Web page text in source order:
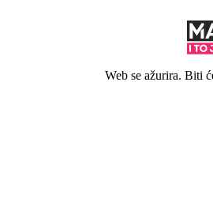
Web se ažurira. Biti